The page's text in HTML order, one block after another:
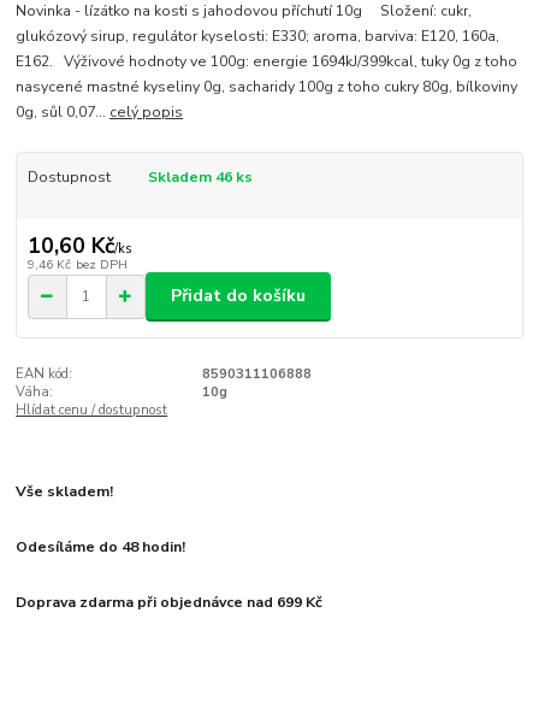
Novinka - lízátko na kosti s jahodovou příchutí 10g Složení: cukr,
glukózový sirup, regulátor kyselosti: E330; aroma, barviva: E120, 160a,
E162. Výživové hodnoty ve 100g: energie 1694kJ/399kcal, tuky 0g z toho
nasycené mastné kyseliny 0g, sacharidy 100g z toho cukry 80g, bílkoviny
0g, sůl 0,07... celý popis
Dostupnost Skladem 46 ks
10,60 Kč/ks
9,46 Kč bez DPH
Přidat do košíku
EAN kód:
8590311106888
Váha:
10g
Hlídat cenu / dostupnost
Vše skladem!
Odesíláme do 48 hodin!
Doprava zdarma při objednávce nad 699 Kč